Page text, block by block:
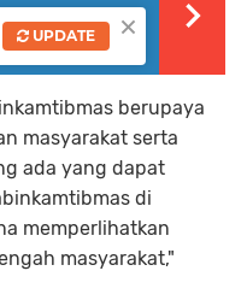
Love
berupaya
masyarakat serta
ada yang dapat
di
memperlihatkan
masyarakat,"
×
UPDATE